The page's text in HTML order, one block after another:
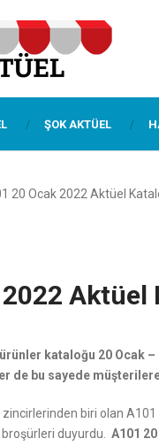
ŞOK AKTÜEL
20 Ocak 2022 Aktüel
Aktüel
kataloğu 20 Ocak
de bu sayede
zincirlerinden biri olan
broşürleri duyurdu. A101